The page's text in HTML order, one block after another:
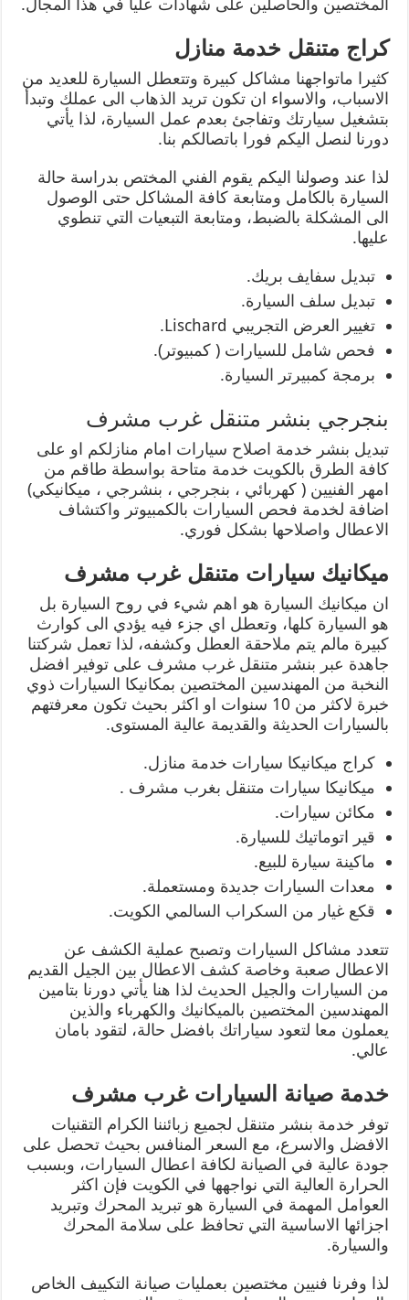
المختصين والحاصلين على شهادات عليا في هذا المجال.
كراج متنقل خدمة منازل
كثيرا ماتواجهنا مشاكل كبيرة وتتعطل السيارة للعديد من
الاسباب، والاسواء ان تكون تريد الذهاب الى عملك وتبدأ
بتشغيل سيارتك وتفاجئ بعدم عمل السيارة، لذا يأتي
دورنا لنصل اليكم فورا باتصالكم بنا.
لذا عند وصولنا اليكم يقوم الفني المختص بدراسة حالة
السيارة بالكامل ومتابعة كافة المشاكل حتى الوصول
الى المشكلة بالضبط، ومتابعة التبعيات التي تنطوي
عليها.
تبديل سفايف بريك.
تبديل سلف السيارة.
تغيير العرض التجريبي Lischard.
فحص شامل للسيارات ( كمبيوتر).
برمجة كمبيرتر السيارة.
بنجرجي بنشر متنقل غرب مشرف
تبديل بنشر خدمة اصلاح سيارات امام منازلكم او على
كافة الطرق بالكويت خدمة متاحة بواسطة طاقم من
امهر الفنيين ( كهربائي ، بنجرجي ، بنشرجي ، ميكانيكي)
اضافة لخدمة فحص السيارات بالكمبيوتر واكتشاف
الاعطال واصلاحها بشكل فوري.
ميكانيك سيارات متنقل غرب مشرف
ان ميكانيك السيارة هو اهم شيء في روح السيارة بل
هو السيارة كلها، وتعطل اي جزء فيه يؤدي الى كوارث
كبيرة مالم يتم ملاحقة العطل وكشفه، لذا تعمل شركتنا
جاهدة عبر بنشر متنقل غرب مشرف على توفير افضل
النخبة من المهندسين المختصين بمكانيكا السيارات ذوي
خبرة لاكثر من 10 سنوات او اكثر بحيث تكون معرفتهم
بالسيارات الحديثة والقديمة عالية المستوى.
كراج ميكانيكا سيارات خدمة منازل.
ميكانيكا سيارات متنقل بغرب مشرف .
مكائن سيارات.
قير اتوماتيك للسيارة.
ماكينة سيارة للبيع.
معدات السيارات جديدة ومستعملة.
قكع غيار من السكراب السالمي الكويت.
تتعدد مشاكل السيارات وتصبح عملية الكشف عن
الاعطال صعبة وخاصة كشف الاعطال بين الجيل القديم
من السيارات والجيل الحديث لذا هنا يأتي دورنا بتامين
المهندسين المختصين بالميكانيك والكهرباء والذين
يعملون معا لتعود سياراتك بافضل حالة، لتقود بامان
عالي.
خدمة صيانة السيارات غرب مشرف
توفر خدمة بنشر متنقل لجميع زبائننا الكرام التقنيات
الافضل والاسرع، مع السعر المنافس بحيث تحصل على
جودة عالية في الصيانة لكافة اعطال السيارات، وبسبب
الحرارة العالية التي نواجهها في الكويت فإن اكثر
العوامل المهمة في السيارة هو تبريد المحرك وتبريد
اجزائها الاساسية التي تحافظ على سلامة المحرك
والسيارة.
لذا وفرنا فنيين مختصين بعمليات صيانة التكييف الخاص